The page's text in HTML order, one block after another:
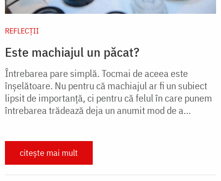
REFLECȚII
Este machiajul un păcat?
Întrebarea pare simplă. Tocmai de aceea este
înșelătoare. Nu pentru că machiajul ar fi un subiect
lipsit de importanță, ci pentru că felul în care punem
întrebarea trădează deja un anumit mod de a...
citește mai mult